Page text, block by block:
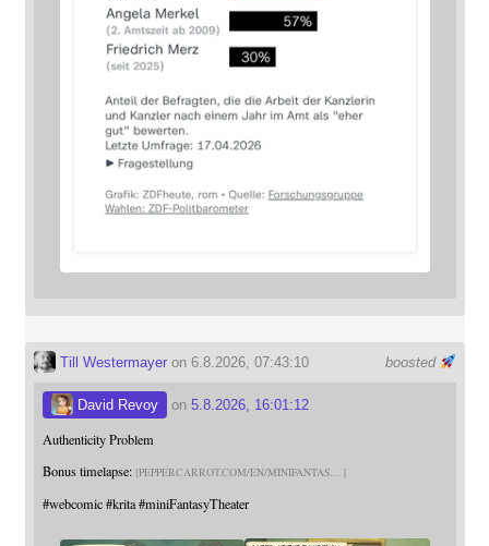
boosted
Till Westermayeron 6.8.2026, 07:43:10
David Revoy on 5.8.2026, 16:01:12
Authenticity Problem
Bonus timelapse: PEPPERCARROT.COM/EN/MINIFANTAS
#webcomic #krita #miniFantasyTheater